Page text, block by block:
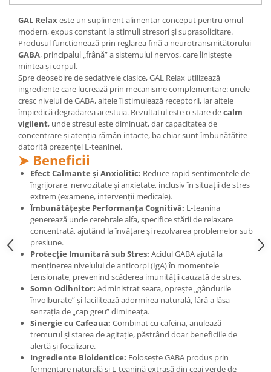
Mary & May
COSRX
BIODANCE
OOTD
Cettua
Haruharu Wonder
Medicube
ARIUL
Dr. Althea
DELLA BORN
Seleniu
Seminte de in
Silimarina
Spirulina
Ulei de cocos
Ulei de peste
Ulei MCT
Vitamina A
Vitamina B
Vitamina C
Vitamina D
Vitamina E
Vitamina K
Cătină
Chlorella
Colina
Electroliti
Produse Apicole
GAL Relaxeste un supliment alimentar conceput pentru omul
modern, expus constant la stimuli stresori și suprasolicitare.
Produsul funcționează prin reglarea fină a neurotransmițătorului
GABA, principalul „frână” a sistemului nervos, care liniștește
mintea și corpul.
Spre deosebire de sedativele clasice, GAL Relax utilizează
ingrediente care lucrează prin mecanisme complementare: unele
cresc nivelul de GABA, altele îi stimulează receptorii, iar altele
împiedică degradarea acestuia. Rezultatul este o stare decalm
vigilent, unde stresul este diminuat, dar capacitatea de
concentrare și atenția rămân intacte, ba chiar sunt îmbunătățite
datorită prezenței L-teaninei.
➤ Beneficii
Efect Calmante și Anxiolitic: Reduce rapid sentimentele de
îngrijorare, nervozitate și anxietate, inclusiv în situații de stres
extrem (examene, intervenții medicale).
Îmbunătățește Performanța Cognitivă: L-teanina
generează unde cerebrale alfa, specifice stării de relaxare
concentrată, ajutând la învățare și rezolvarea problemelor sub
presiune.
Protecție Imunitară sub Stres: Acidul GABA ajută la
menținerea nivelului de anticorpi (IgA) în momentele
tensionate, prevenind scăderea imunității cauzată de stres.
Somn Odihnitor: Administrat seara, oprește „gândurile
învolburate” și facilitează adormirea naturală, fără a lăsa
senzația de „cap greu” dimineața.
Sinergie cu Cafeaua: Combinat cu cafeina, anulează
tremurul și starea de agitație, păstrând doar beneficiile de
alertă și focalizare.
Ingrediente Bioidentice: Folosește GABA produs prin
fermentare naturală și L-teanină extrasă din ceai verde de